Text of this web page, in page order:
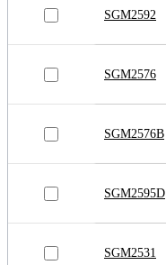
SGM2592
SGM2576
SGM2576B
SGM2595D
SGM2531